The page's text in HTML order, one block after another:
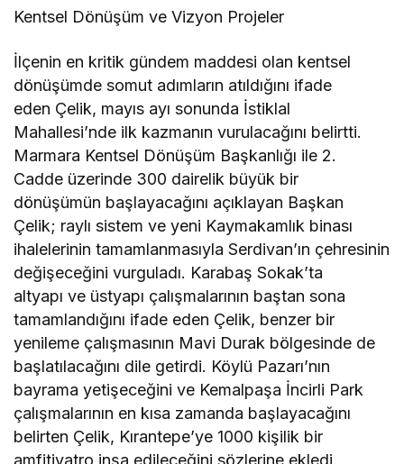
Kentsel Dönüşüm ve Vizyon Projeler
İlçenin en kritik gündem maddesi olan kentsel
dönüşümde somut adımların atıldığını ifade
eden Çelik, mayıs ayı sonunda İstiklal
Mahallesi’nde ilk kazmanın vurulacağını belirtti.
Marmara Kentsel Dönüşüm Başkanlığı ile 2.
Cadde üzerinde 300 dairelik büyük bir
dönüşümün başlayacağını açıklayan Başkan
Çelik; raylı sistem ve yeni Kaymakamlık binası
ihalelerinin tamamlanmasıyla Serdivan’ın çehresinin
değişeceğini vurguladı. Karabaş Sokak’ta
altyapı ve üstyapı çalışmalarının baştan sona
tamamlandığını ifade eden Çelik, benzer bir
yenileme çalışmasının Mavi Durak bölgesinde de
başlatılacağını dile getirdi. Köylü Pazarı’nın
bayrama yetişeceğini ve Kemalpaşa İncirli Park
çalışmalarının en kısa zamanda başlayacağını
belirten Çelik, Kırantepe’ye 1000 kişilik bir
amfitiyatro inşa edileceğini sözlerine ekledi.